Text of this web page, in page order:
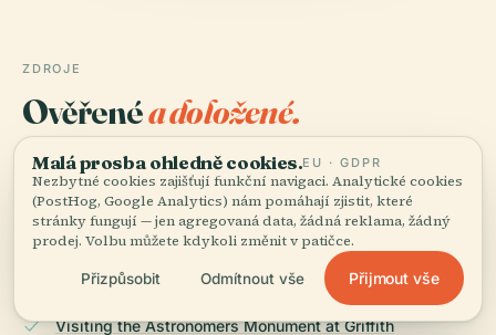
ZDROJE
Ověřenéa doložené.
Vyrešeršováno a sepsáno redakčním týmem Audiala z
historických záznamů, architektonických archivů a
místních znalostí.
Visiting the Astronomers Monument at Griffith
Malá prosba ohledně cookies.EU · GDPR
Nezbytné cookies zajišťují funkční navigaci. Analytické cookies
(PostHog, Google Analytics) nám pomáhají zjistit, které
stránky fungují — jen agregovaná data, žádná reklama, žádný
prodej. Volbu můžete kdykoli změnit v patičce.
Přizpůsobit Odmítnout vše Přijmout vše